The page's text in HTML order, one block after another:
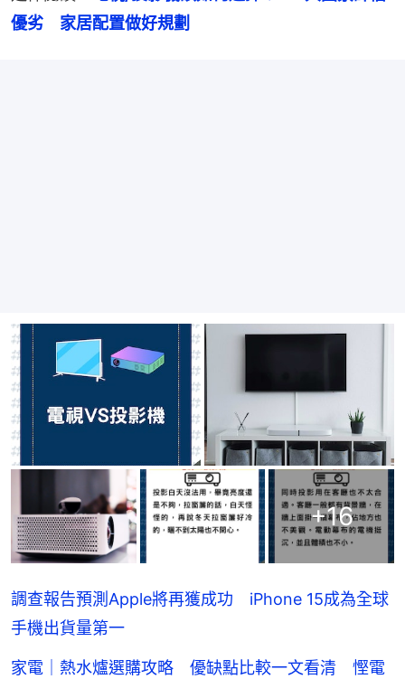
優劣　家居配置做好規劃
+16
調查報告預測Apple將再獲成功 iPhone 15成為全球
手機出貨量第一
家電｜熱水爐選購攻略 優缺點比較一文看清 慳電